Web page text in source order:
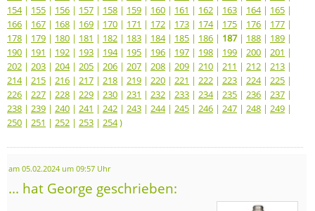
154| 155 | 156 | 157 | 158 | 159 | 160 | 161 | 162 | 163 | 164| 165 |
166 | 167 | 168 | 169 | 170 | 171 | 172 | 173 | 174| 175 | 176 | 177 |
178 | 179 | 180 | 181 | 182 | 183 | 184| 185 | 186 | 187| 188 | 189 |
190 | 191 | 192 | 193 | 194| 195 | 196 | 197 | 198 | 199 | 200 | 201 |
202 | 203 | 204| 205 | 206 | 207 | 208 | 209 | 210 | 211 | 212 | 213 |
214| 215 | 216 | 217 | 218 | 219 | 220 | 221 | 222 | 223 | 224| 225 |
226 | 227 | 228 | 229 | 230 | 231 | 232 | 233 | 234| 235 | 236 | 237 |
238 | 239 | 240 | 241 | 242 | 243 | 244| 245 | 246 | 247 | 248 | 249 |
250 | 251 | 252 | 253 | 254)
am 05.02.2024 um 09:57 Uhr
... hat George geschrieben: